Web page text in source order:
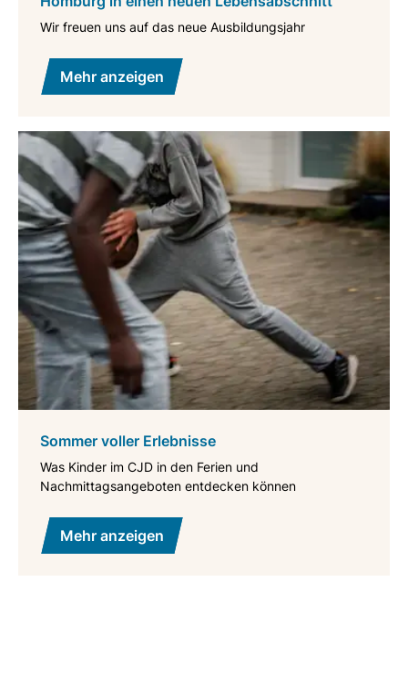
Wir freuen uns auf das neue Ausbildungsjahr
Mehr anzeigen
Sommer voller Erlebnisse
Was Kinder im CJD in den Ferien und
Nachmittagsangeboten entdecken können
Mehr anzeigen